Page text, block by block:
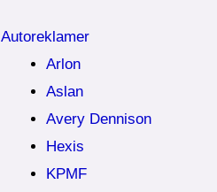
Autoreklamer
Arlon
Aslan
Avery Dennison
Hexis
KPMF